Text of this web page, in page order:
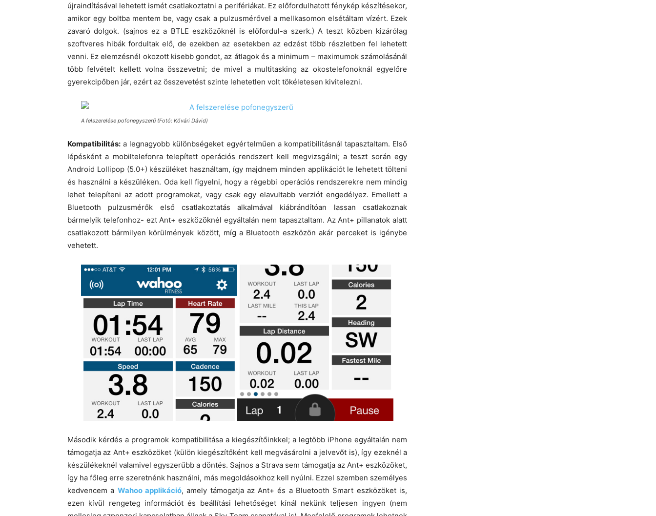
újraindításával lehetett ismét csatlakoztatni a perifériákat. Ez előfordulhatott fénykép készítésekor,
amikor egy boltba mentem be, vagy csak a pulzusmérővel a mellkasomon elsétáltam vízért. Ezek
zavaró dolgok. (sajnos ez a BTLE eszközöknél is előfordul-a szerk.) A teszt közben kizárólag
szoftveres hibák fordultak elő, de ezekben az esetekben az edzést több részletben fel lehetett
venni. Ez elemzésnél okozott kisebb gondot, az átlagok és a minimum – maximumok számolásánál
több felvételt kellett volna összevetni; de mivel a multitasking az okostelefonoknál egyelőre
gyerekcipőben jár, ezért az összevetést szinte lehetetlen volt tökéletesen kivitelezni.
A felszerelése pofonegyszerű (Fotó: Kővári Dávid)
Kompatibilitás: a legnagyobb különbségeket egyértelműen a kompatibilitásnál tapasztaltam. Első
lépésként a mobiltelefonra telepített operációs rendszert kell megvizsgálni; a teszt során egy
Android Lollipop (5.0+) készüléket használtam, így majdnem minden applikációt le lehetett tölteni
és használni a készüléken. Oda kell figyelni, hogy a régebbi operációs rendszerekre nem mindig
lehet telepíteni az adott programokat, vagy csak egy elavultabb verziót engedélyez. Emellett a
Bluetooth pulzusmérők első csatlakoztatás alkalmával kiábrándítóan lassan csatlakoznak
bármelyik telefonhoz- ezt Ant+ eszközöknél egyáltalán nem tapasztaltam. Az Ant+ pillanatok alatt
csatlakozott bármilyen körülmények között, míg a Bluetooth eszközön akár perceket is igénybe
vehetett.
Második kérdés a programok kompatibilitása a kiegészítőinkkel; a legtöbb iPhone egyáltalán nem
támogatja az Ant+ eszközöket (külön kiegészítőként kell megvásárolni a jelvevőt is), így ezeknél a
készülékeknél valamivel egyszerűbb a döntés. Sajnos a Strava sem támogatja az Ant+ eszközöket,
így ha főleg erre szeretnénk használni, más megoldásokhoz kell nyúlni. Ezzel szemben személyes
kedvencem a Wahoo applikáció, amely támogatja az Ant+ és a Bluetooth Smart eszközöket is,
ezen kívül rengeteg információt és beállítási lehetőséget kínál nekünk teljesen ingyen (nem